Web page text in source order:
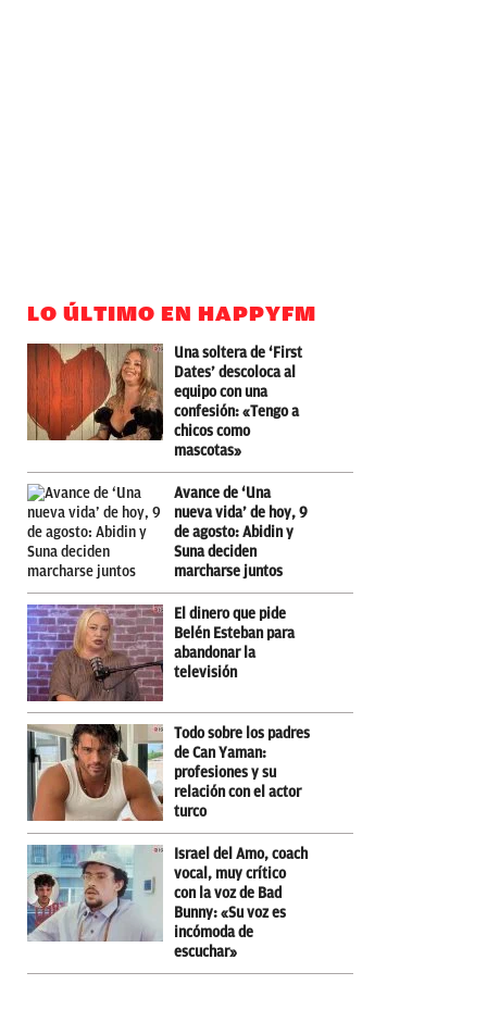
LO ÚLTIMO EN HAPPYFM
Una soltera de ‘First
Dates’ descoloca al
equipo con una
confesión: «Tengo a
chicos como
mascotas»
Avance de ‘Una
nueva vida’ de hoy, 9
de agosto: Abidin y
Suna deciden
marcharse juntos
El dinero que pide
Belén Esteban para
abandonar la
televisión
Todo sobre los padres
de Can Yaman:
profesiones y su
relación con el actor
turco
Israel del Amo, coach
vocal, muy crítico
con la voz de Bad
Bunny: «Su voz es
incómoda de
escuchar»